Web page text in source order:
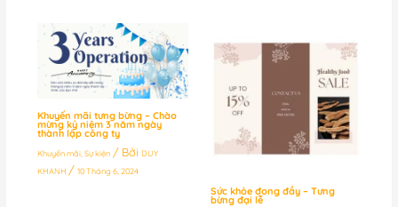
Khuyến mãi tưng bừng – Chào
mừng kỷ niệm 3 năm ngày
thành lập công ty
Khuyến mãi, Sự kiện/ Bởi DUY
KHANH / 10 Tháng 6, 2024
Sức khỏe đong đầy – Tưng
bừng đại lễ